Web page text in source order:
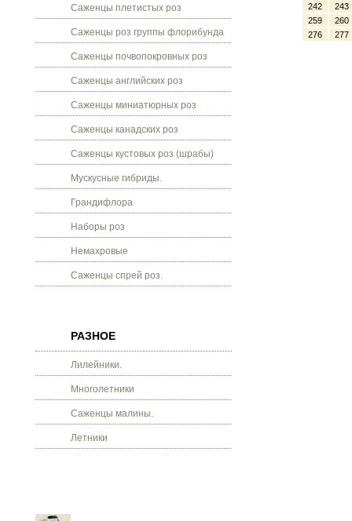
Саженцы плетистых роз
Саженцы роз группы флорибунда
Саженцы почвопокровных роз
Саженцы английских роз
Саженцы миниатюрных роз
Саженцы канадских роз
Саженцы кустовых роз (шрабы)
Мускусные гибриды.
Грандифлора
Наборы роз
Немахровые
Саженцы спрей роз.
РАЗНОЕ
Лилейники.
Многолетники
Саженцы малины.
Летники
242
243
259
260
276
277